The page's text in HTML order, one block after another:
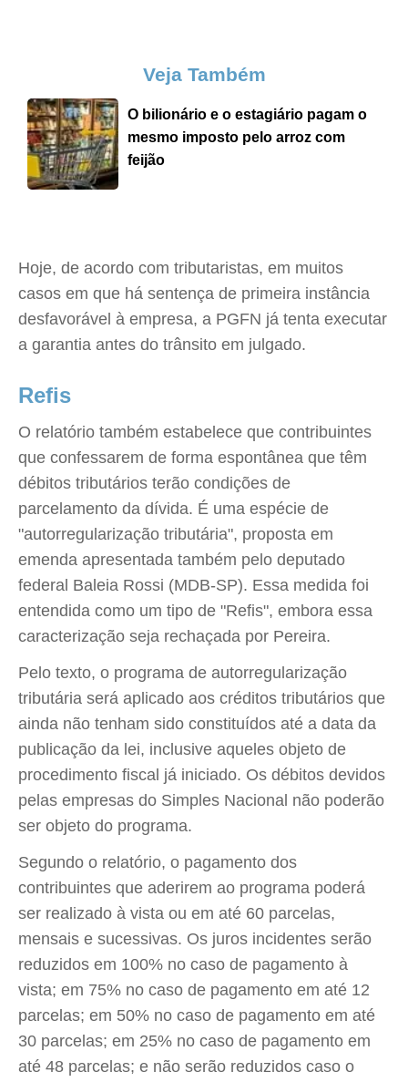
Veja Também
O bilionário e o estagiário pagam o
mesmo imposto pelo arroz com
feijão
Hoje, de acordo com tributaristas, em muitos
casos em que há sentença de primeira instância
desfavorável à empresa, a PGFN já tenta executar
a garantia antes do trânsito em julgado.
Refis
O relatório também estabelece que contribuintes
que confessarem de forma espontânea que têm
débitos tributários terão condições de
parcelamento da dívida. É uma espécie de
"autorregularização tributária", proposta em
emenda apresentada também pelo deputado
federal Baleia Rossi (MDB-SP). Essa medida foi
entendida como um tipo de "Refis", embora essa
caracterização seja rechaçada por Pereira.
Pelo texto, o programa de autorregularização
tributária será aplicado aos créditos tributários que
ainda não tenham sido constituídos até a data da
publicação da lei, inclusive aqueles objeto de
procedimento fiscal já iniciado. Os débitos devidos
pelas empresas do Simples Nacional não poderão
ser objeto do programa.
Segundo o relatório, o pagamento dos
contribuintes que aderirem ao programa poderá
ser realizado à vista ou em até 60 parcelas,
mensais e sucessivas. Os juros incidentes serão
reduzidos em 100% no caso de pagamento à
vista; em 75% no caso de pagamento em até 12
parcelas; em 50% no caso de pagamento em até
30 parcelas; em 25% no caso de pagamento em
até 48 parcelas; e não serão reduzidos caso o